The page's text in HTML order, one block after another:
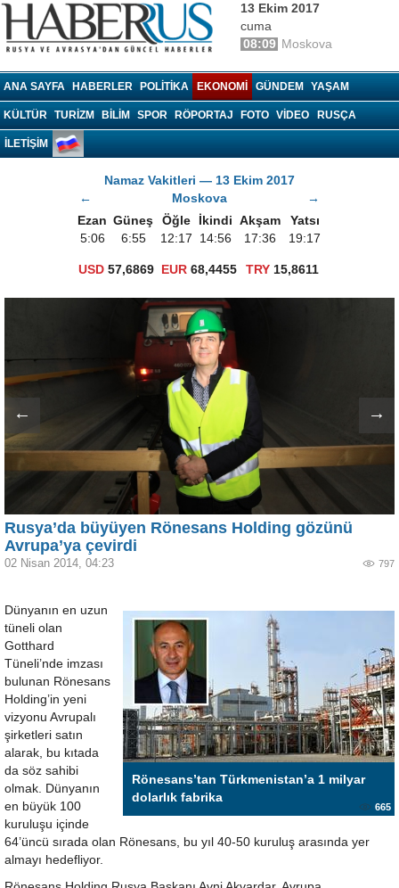
13 Ekim 2017
cuma
08:09 Moskova
ANA SAYFA HABERLER POLITIKA EKONOMI GÜNDEM YAŞAM
KÜLTÜR TURIZM BILIM SPOR RÖPORTAJ FOTO VIDEO RUSÇA
İLETİŞİM
Namaz Vakitleri — 13 Ekim 2017
←
Moskova
→
Ezan Güneş Öğle İkindi Akşam
Yatsı
5:06
6:55 12:17 14:56 17:36 19:17
USD 57,6869 EUR 68,4455 TRY 15,8611
← →
Rusya’da büyüyen Rönesans Holding gözünü
Avrupa’ya çevirdi
02 Nisan 2014, 04:23 797
Rönesans’tan Türkmenistan’a 1 milyar
dolarlık fabrika
665
Dünyanın en uzun
tüneli olan
Gotthard
Tüneli’nde imzası
bulunan Rönesans
Holding’in yeni
vizyonu Avrupalı
şirketleri satın
alarak, bu kıtada
da söz sahibi
olmak. Dünyanın
en büyük 100
kuruluşu içinde
64’üncü sırada olan Rönesans, bu yıl 40-50 kuruluş arasında yer
almayı hedefliyor.